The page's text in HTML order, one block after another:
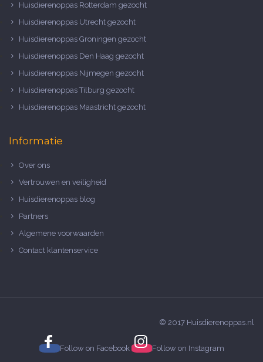
Huisdierenoppas Rotterdam gezocht
Huisdierenoppas Utrecht gezocht
Huisdierenoppas Groningen gezocht
Huisdierenoppas Den Haag gezocht
Huisdierenoppas Nijmegen gezocht
Huisdierenoppas Tilburg gezocht
Huisdierenoppas Maastricht gezocht
Informatie
Over ons
Vertrouwen en veiligheid
Huisdierenoppas blog
Partners
Algemene voorwaarden
Contact klantenservice
© 2017 Huisdierenoppas.nl
Follow on Facebook Follow on Instagram